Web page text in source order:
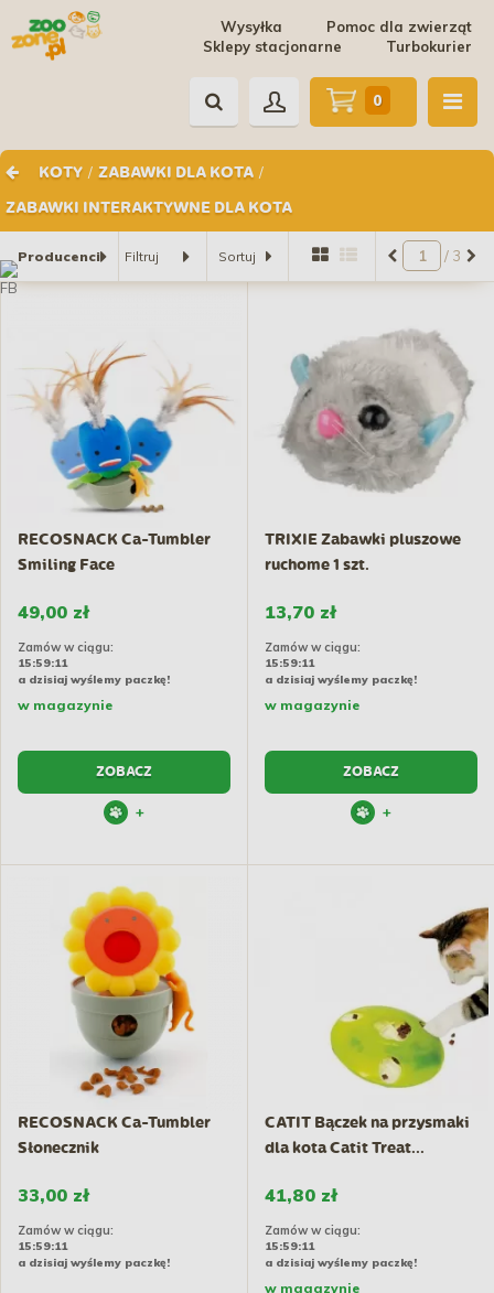
Pomoc dla zwierząt
Wysyłka
Turbokurier
Sklepy stacjonarne
KOTY / ZABAWKI DLA KOTA /
ZABAWKI INTERAKTYWNE DLA KOTA
0
/ 3
RECOSNACK Ca-Tumbler
Smiling Face
49,00 zł
Zamów w ciągu:
15:59:10
a dzisiaj wyślemy paczkę!
w magazynie
ZOBACZ
+
TRIXIE Zabawki pluszowe
ruchome 1 szt.
13,70 zł
Zamów w ciągu:
15:59:10
a dzisiaj wyślemy paczkę!
w magazynie
ZOBACZ
+
RECOSNACK Ca-Tumbler
Słonecznik
33,00 zł
Zamów w ciągu:
15:59:10
a dzisiaj wyślemy paczkę!
CATIT Bączek na przysmaki
dla kota Catit Treat...
41,80 zł
Zamów w ciągu:
15:59:10
a dzisiaj wyślemy paczkę!
w magazynie